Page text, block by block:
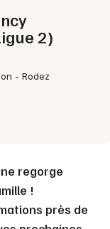
2)
- Rodez
regorge
!
près de